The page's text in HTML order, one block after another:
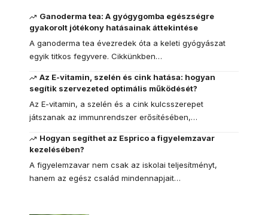
Ganoderma tea: A gyógygomba egészségre
gyakorolt jótékony hatásainak áttekintése
A ganoderma tea évezredek óta a keleti gyógyászat
egyik titkos fegyvere. Cikkünkben…
Az E-vitamin, szelén és cink hatása: hogyan
segítik szervezeted optimális működését?
Az E-vitamin, a szelén és a cink kulcsszerepet
játszanak az immunrendszer erősítésében,…
Hogyan segíthet az Esprico a figyelemzavar
kezelésében?
A figyelemzavar nem csak az iskolai teljesítményt,
hanem az egész család mindennapjait…